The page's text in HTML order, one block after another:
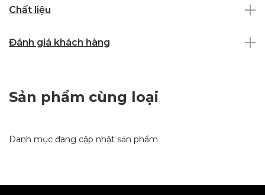
Chất liệu
Đánh giá khách hàng
Sản phẩm cùng loại
Danh mục đang cập nhật sản phẩm